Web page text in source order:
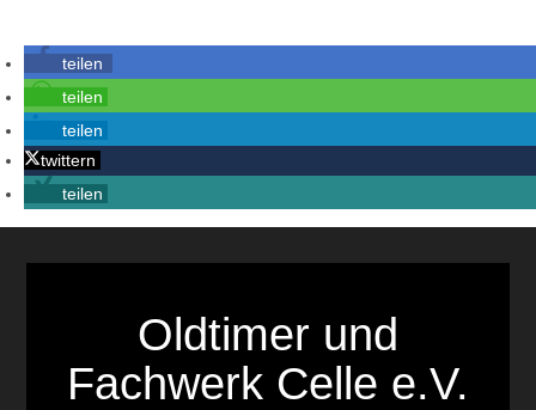
teilen
teilen
teilen
twittern
teilen
Oldtimer und
Fachwerk Celle e.V.